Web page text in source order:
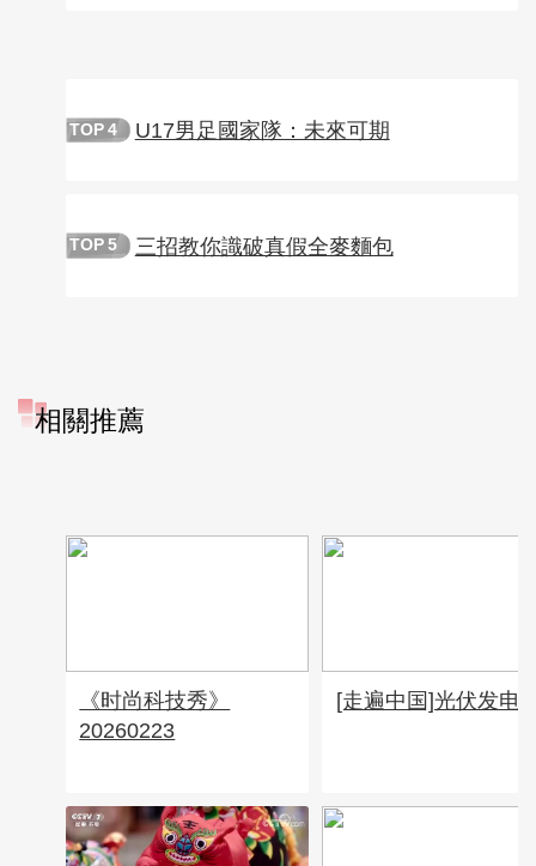
TOP 4 U17男足國家隊：未來可期
TOP 5 三招教你識破真假全麥麵包
相關推薦
《时尚科技秀》
20260223
[走遍中国]光伏发电